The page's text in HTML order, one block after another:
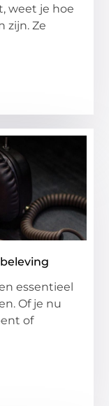
weet je hoe
zijn. Ze
essentieel
Of je nu
of